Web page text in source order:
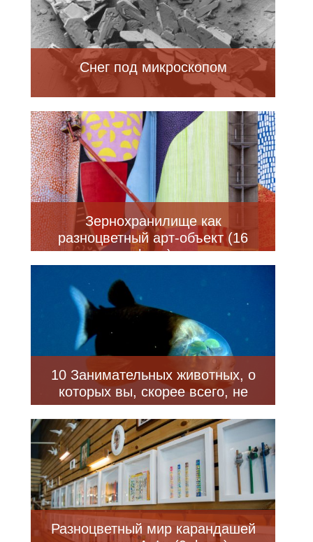
Снег под микроскопом
Зернохранилище как
разноцветный арт-объект (16
фото)
10 Занимательных животных, о
которых вы, скорее всего, не
слышали
Разноцветный мир карандашей